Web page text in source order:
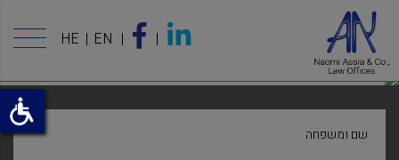
HE EN
שם ומשפחה